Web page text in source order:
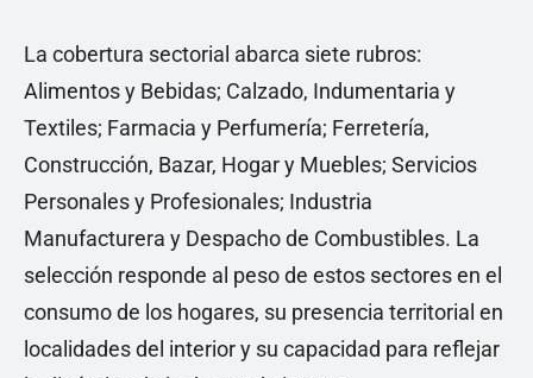
La cobertura sectorial abarca siete rubros:
Alimentos y Bebidas; Calzado, Indumentaria y
Textiles; Farmacia y Perfumería; Ferretería,
Construcción, Bazar, Hogar y Muebles; Servicios
Personales y Profesionales; Industria
Manufacturera y Despacho de Combustibles. La
selección responde al peso de estos sectores en el
consumo de los hogares, su presencia territorial en
localidades del interior y su capacidad para reflejar